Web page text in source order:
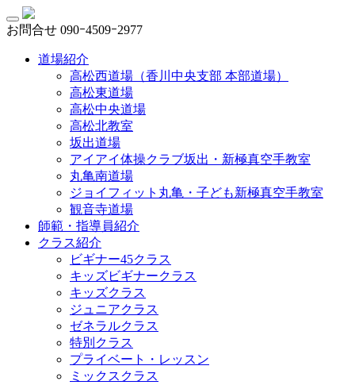
お問合せ 090ｰ4509ｰ2977
道場紹介
高松西道場（香川中央支部 本部道場）
高松東道場
高松中央道場
高松北教室
坂出道場
アイアイ体操クラブ坂出・新極真空手教室
丸亀南道場
ジョイフィット丸亀・子ども新極真空手教室
観音寺道場
師範・指導員紹介
クラス紹介
ビギナー45クラス
キッズビギナークラス
キッズクラス
ジュニアクラス
ゼネラルクラス
特別クラス
プライベート・レッスン
ミックスクラス